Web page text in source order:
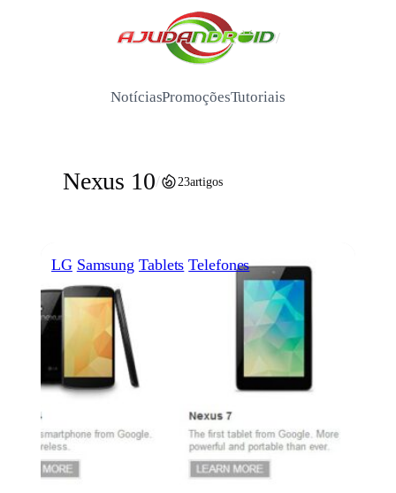
/
NotíciasPromoçõesTutoriais
Nexus 10/ 23artigos
LG Samsung Tablets Telefones